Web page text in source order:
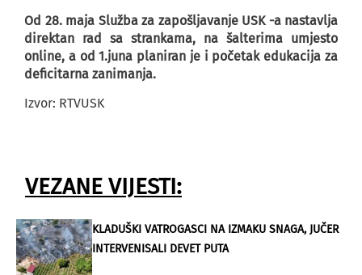
Od 28. maja Služba za zapošljavanje USK -a nastavlja
direktan rad sa strankama, na šalterima umjesto
online, a od 1.juna planiran je i početak edukacija za
deficitarna zanimanja.
Izvor: RTVUSK
VEZANE VIJESTI:
KLADUŠKI VATROGASCI NA IZMAKU SNAGA, JUČER
INTERVENISALI DEVET PUTA